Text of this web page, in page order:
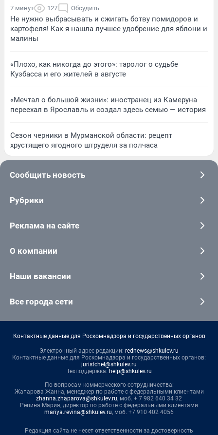
7 минут 127 Обсудить
Не нужно выбрасывать и сжигать ботву помидоров и
картофеля! Как я нашла лучшее удобрение для яблони и
малины
«Плохо, как никогда до этого»: таролог о судьбе
Кузбасса и его жителей в августе
«Мечтал о большой жизни»: иностранец из Камеруна
переехал в Ярославль и создал здесь семью — история
Сезон черники в Мурманской области: рецепт
хрустящего ягодного штруделя за полчаса
Сообщить новость
Рубрики
Реклама на сайте
О компании
Наши вакансии
Все города сети
Контактные данные для Роскомнадзора и государственных органов
Электронный адрес редакции: rednews@shkulev.ru
Контактные данные для Роскомнадзора и государственных органов:
juristchel@shkulev.ru
Техподдержка: help@shkulev.ru
По вопросам коммерческого сотрудничества:
Жапарова Жанна, менеджер по работе с федеральными клиентами
zhanna.zhaparova@shkulev.ru, моб. + 7 982 640 34 32
Ревина Мария, директор по работе с федеральными клиентами
mariya.revina@shkulev.ru, моб. +7 910 402 4056
Редакция сайта не несет ответственности за достоверность